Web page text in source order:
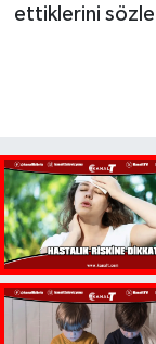
ettiklerini